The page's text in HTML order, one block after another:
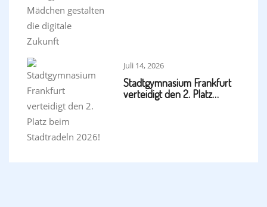
Juli 14, 2026
Stadtgymnasium Frankfurt
verteidigt den 2. Platz…